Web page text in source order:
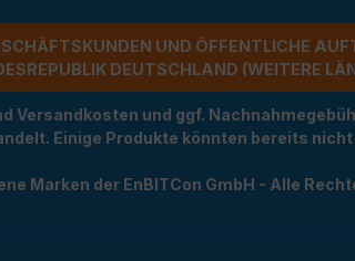
UND ÖFFENTLICHE
DEUTSCHLAND (WEITERE
Versandkosten und ggf.
Einige Produkte könnten bereits
Marken der EnBITCon GmbH - Alle